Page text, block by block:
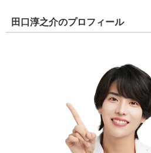
田口淳之介のプロフィール